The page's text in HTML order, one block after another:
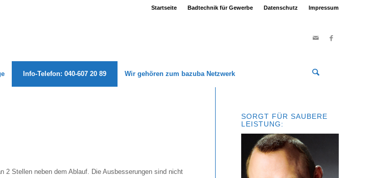
Startseite Badtechnik für Gewerbe Datenschutz Impressum
Info-Telefon: 040-607 20 89 Wir gehören zum bazuba Netzwerk
2 Stellen neben dem Ablauf. Die Ausbesserungen sind nicht
SORGT FÜR SAUBERE
LEISTUNG: